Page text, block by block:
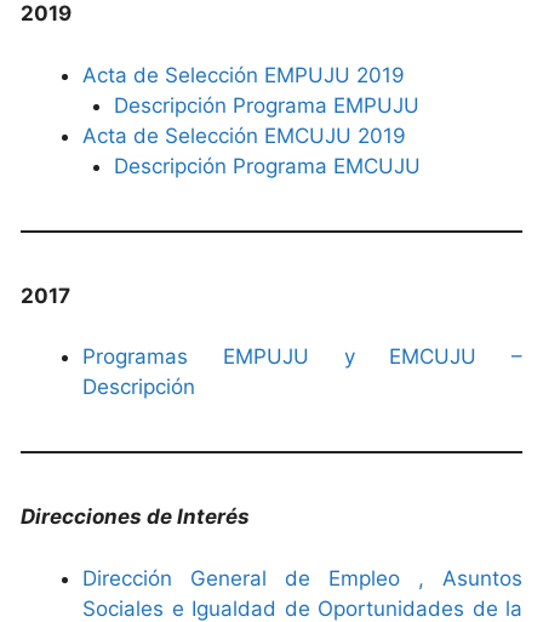
2019
Acta de Selección EMPUJU 2019
Descripción Programa EMPUJU
Acta de Selección EMCUJU 2019
Descripción Programa EMCUJU
2017
Programas EMPUJU y EMCUJU –
Descripción
Direcciones de Interés
Dirección General de Empleo , Asuntos
Sociales e Igualdad de Oportunidades de la